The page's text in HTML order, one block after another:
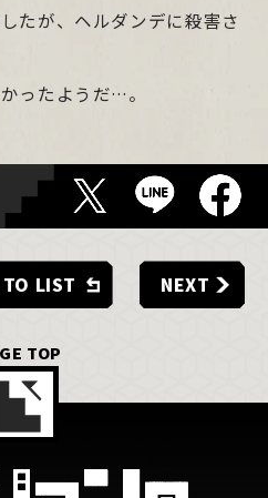
たが、ヘルダンデに殺害さ
ったようだ…。
LIST NEXT
TOP